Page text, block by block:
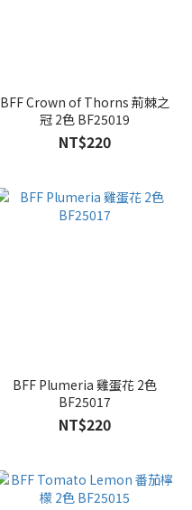
BFF Crown of Thorns 荊棘之
冠 2色 BF25019
NT$220
BFF Plumeria 雞蛋花 2色
BF25017
NT$220